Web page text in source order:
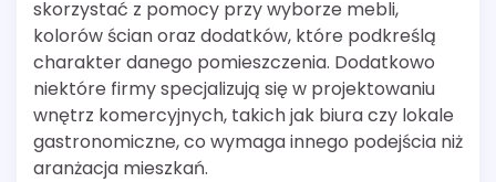
skorzystać z pomocy przy wyborze mebli,
kolorów ścian oraz dodatków, które podkreślą
charakter danego pomieszczenia. Dodatkowo
niektóre firmy specjalizują się w projektowaniu
wnętrz komercyjnych, takich jak biura czy lokale
gastronomiczne, co wymaga innego podejścia niż
aranżacja mieszkań.